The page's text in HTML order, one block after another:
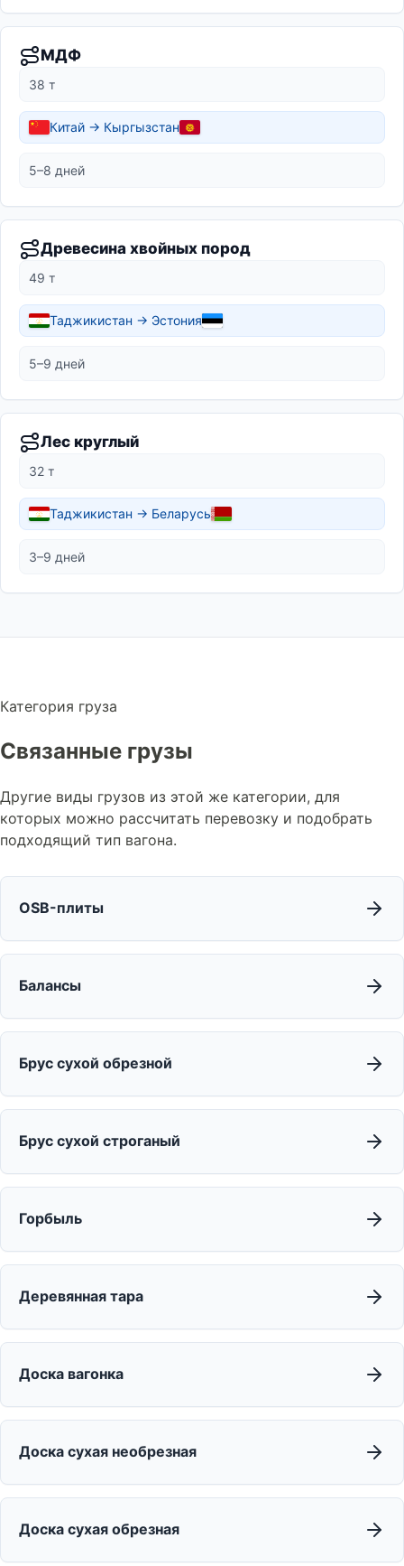
МДФ
38 т
Китай → Кыргызстан
5–8 дней
Древесина хвойных пород
49 т
Таджикистан → Эстония
5–9 дней
Лес круглый
32 т
Таджикистан → Беларусь
3–9 дней
Категория груза
Связанные грузы
Другие виды грузов из этой же категории, для
которых можно рассчитать перевозку и подобрать
подходящий тип вагона.
OSB-плиты
Балансы
Брус сухой обрезной
Брус сухой строганый
Горбыль
Деревянная тара
Доска вагонка
Доска сухая необрезная
Доска сухая обрезная